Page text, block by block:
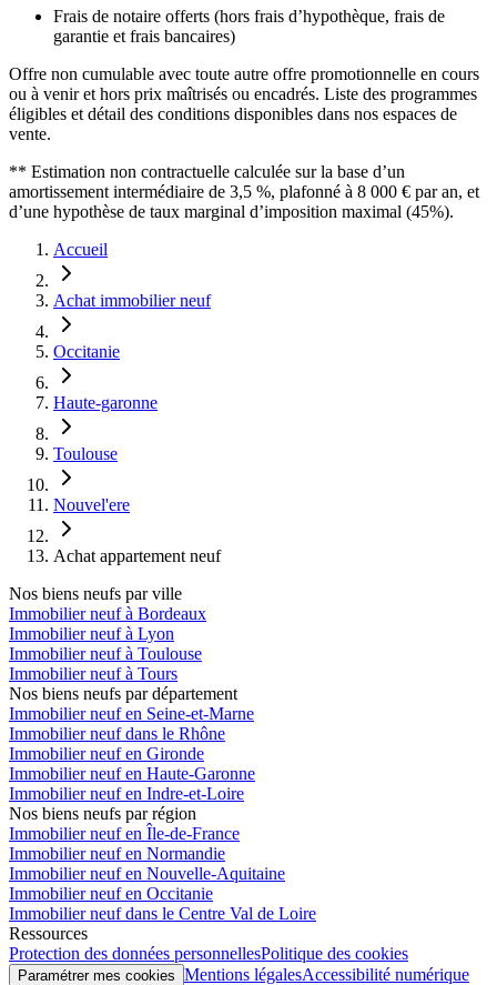
Frais de notaire offerts (hors frais d’hypothèque, frais de
garantie et frais bancaires)
Offre non cumulable avec toute autre offre promotionnelle en cours
ou à venir et hors prix maîtrisés ou encadrés. Liste des programmes
éligibles et détail des conditions disponibles dans nos espaces de
vente.
** Estimation non contractuelle calculée sur la base d’un
amortissement intermédiaire de 3,5 %, plafonné à 8 000 € par an, et
d’une hypothèse de taux marginal d’imposition maximal (45%).
Accueil
Achat immobilier neuf
Occitanie
Haute-garonne
Toulouse
Nouvel'ere
Achat appartement neuf
Nos biens neufs par ville
Immobilier neuf à Bordeaux
Immobilier neuf à Lyon
Immobilier neuf à Toulouse
Immobilier neuf à Tours
Nos biens neufs par département
Immobilier neuf en Seine-et-Marne
Immobilier neuf dans le Rhône
Immobilier neuf en Gironde
Immobilier neuf en Haute-Garonne
Immobilier neuf en Indre-et-Loire
Nos biens neufs par région
Immobilier neuf en Île-de-France
Immobilier neuf en Normandie
Immobilier neuf en Nouvelle-Aquitaine
Immobilier neuf en Occitanie
Immobilier neuf dans le Centre Val de Loire
Ressources
Protection des données personnellesPolitique des cookies
Paramétrer mes cookies Mentions légalesAccessibilité numérique